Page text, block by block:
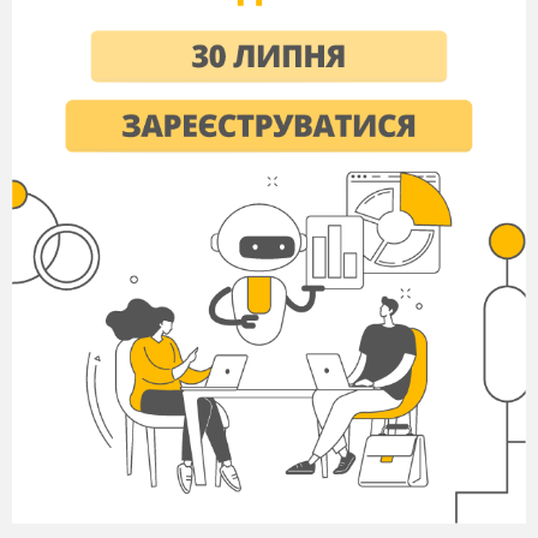
21 : 3 = 7
4 * 4 = 16
32 : 8 = 4
2 * 5 = 10
20 : 4 = 5
А зараз подивіться на ряд чисел, який ви
отримали. На які групи можна поділити
усі числа? (парні та непарні, одноцифрові
та двоцифрові)
Запишіть у зошити усі відповіді у
порядку збільшення.
Один з учнів виконує завдання біля дошки:
3, 4, 5, 6, 7, 10, 12, 14, 16, 18
Що ви помітили? (Одноцифрові числа
збільшуються на 1, а двоцифрові – на 2.)